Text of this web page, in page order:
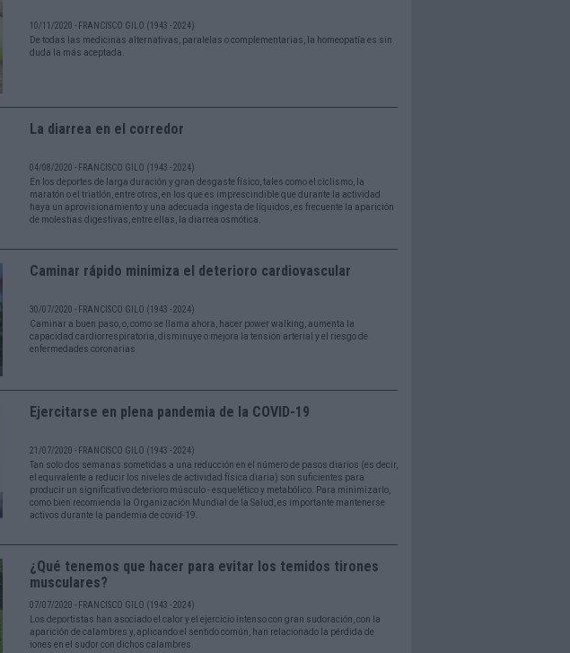
10/11/2020 - FRANCISCO GILO (1943 - 2024)
De todas las medicinas alternativas, paralelas o complementarias, la homeopatía es sin
duda la más aceptada.
La diarrea en el corredor
04/08/2020 - FRANCISCO GILO (1943 - 2024)
En los deportes de larga duración y gran desgaste físico, tales como el ciclismo, la
maratón o el triatlón, entre otros, en los que es imprescindible que durante la actividad
haya un aprovisionamiento y una adecuada ingesta de líquidos, es frecuente la aparición
de molestias digestivas, entre ellas, la diarrea osmótica.
Caminar rápido minimiza el deterioro cardiovascular
30/07/2020 - FRANCISCO GILO (1943 - 2024)
Caminar a buen paso, o, como se llama ahora, hacer power walking, aumenta la
capacidad cardiorrespiratoria, disminuye o mejora la tensión arterial y el riesgo de
enfermedades coronarias
Ejercitarse en plena pandemia de la COVID-19
21/07/2020 - FRANCISCO GILO (1943 - 2024)
Tan solo dos semanas sometidas a una reducción en el número de pasos diarios (es decir,
el equivalente a reducir los niveles de actividad física diaria) son suficientes para
producir un significativo deterioro músculo - esquelético y metabólico. Para minimizarlo,
como bien recomienda la Organización Mundial de la Salud, es importante mantenerse
activos durante la pandemia de covid-19.
¿Qué tenemos que hacer para evitar los temidos tirones
musculares?
07/07/2020 - FRANCISCO GILO (1943 - 2024)
Los deportistas han asociado el calor y el ejercicio intenso con gran sudoración, con la
aparición de calambres y, aplicando el sentido común, han relacionado la pérdida de
iones en el sudor con dichos calambres